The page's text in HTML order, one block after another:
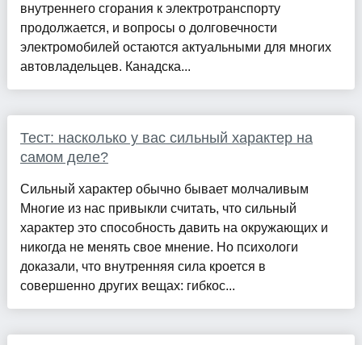
внутреннего сгорания к электротранспорту
продолжается, и вопросы о долговечности
электромобилей остаются актуальными для многих
автовладельцев. Канадска...
Тест: насколько у вас сильный характер на
самом деле?
Сильный характер обычно бывает молчаливым
Многие из нас привыкли считать, что сильный
характер это способность давить на окружающих и
никогда не менять свое мнение. Но психологи
доказали, что внутренняя сила кроется в
совершенно других вещах: гибкос...